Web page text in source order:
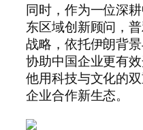
同时，作为一位深
东区域创新顾问，
战略，依托伊朗背
协助中国企业更有
他用科技与文化的
企业合作新生态。